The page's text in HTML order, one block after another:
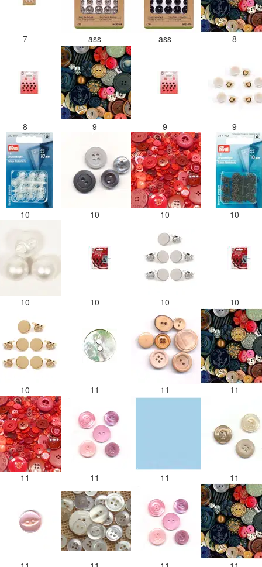
7 ass ass 8
8 9 9 9
10 10 10 10
10 10 10 10
10 11 11 11
11 11 11 11